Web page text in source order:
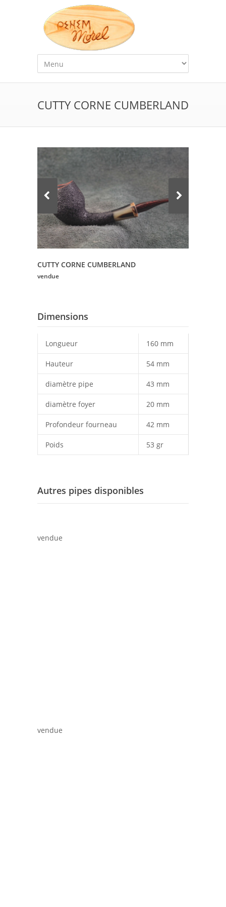
CUTTY CORNE CUMBERLAND
CUTTY CORNE CUMBERLAND
vendue
Dimensions
Longueur 160 mm
Hauteur 54 mm
diamètre pipe 43 mm
diamètre foyer 20 mm
Profondeur fourneau 42 mm
Poids 53 gr
Autres pipes disponibles
vendue
vendue